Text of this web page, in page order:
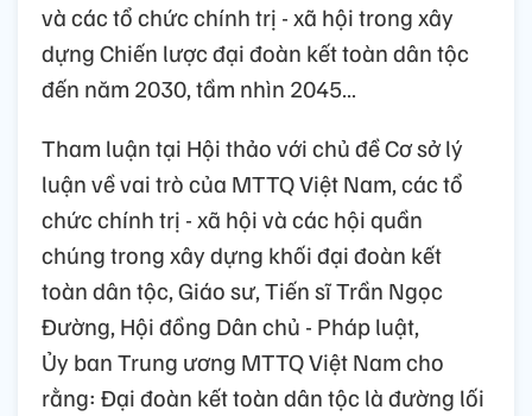
và các tổ chức chính trị - xã hội trong xây
dựng Chiến lược đại đoàn kết toàn dân tộc
đến năm 2030, tầm nhìn 2045…
Tham luận tại Hội thảo với chủ đề Cơ sở lý
luận về vai trò của MTTQ Việt Nam, các tổ
chức chính trị - xã hội và các hội quần
chúng trong xây dựng khối đại đoàn kết
toàn dân tộc, Giáo sư, Tiến sĩ Trần Ngọc
Đường, Hội đồng Dân chủ - Pháp luật,
Ủy ban Trung ương MTTQ Việt Nam cho
rằng: Đại đoàn kết toàn dân tộc là đường lối